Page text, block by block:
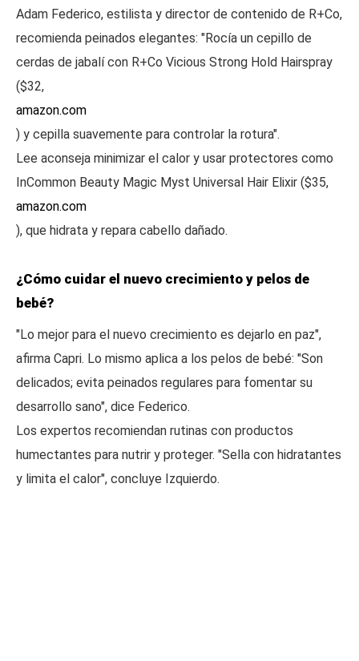
Adam Federico, estilista y director de contenido de R+Co,
recomienda peinados elegantes: "Rocía un cepillo de
cerdas de jabalí con R+Co Vicious Strong Hold Hairspray
($32,
amazon.com
) y cepilla suavemente para controlar la rotura".
Lee aconseja minimizar el calor y usar protectores como
InCommon Beauty Magic Myst Universal Hair Elixir ($35,
amazon.com
), que hidrata y repara cabello dañado.
¿Cómo cuidar el nuevo crecimiento y pelos de
bebé?
"Lo mejor para el nuevo crecimiento es dejarlo en paz",
afirma Capri. Lo mismo aplica a los pelos de bebé: "Son
delicados; evita peinados regulares para fomentar su
desarrollo sano", dice Federico.
Los expertos recomiendan rutinas con productos
humectantes para nutrir y proteger. "Sella con hidratantes
y limita el calor", concluye Izquierdo.